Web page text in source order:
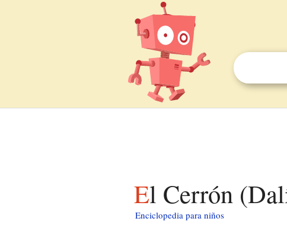
El Cerrón
Enciclopedia para niños